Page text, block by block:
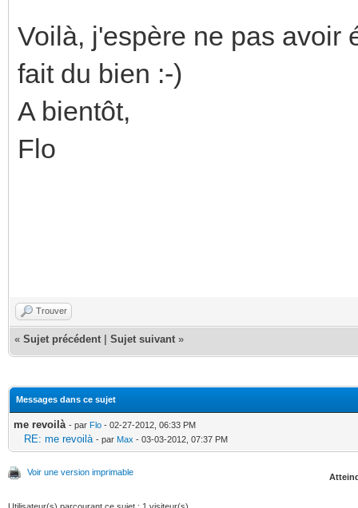
Voilà, j'espère ne pas avoir
fait du bien :-)
A bientôt,
Flo
Trouver
« Sujet précédent Sujet suivant »
Messages dans ce sujet
me revoilà - par Flo - 02-27-2012, 06:33 PM
RE: me revoilà - par Max - 03-03-2012, 07:37 PM
Voir une version imprimable